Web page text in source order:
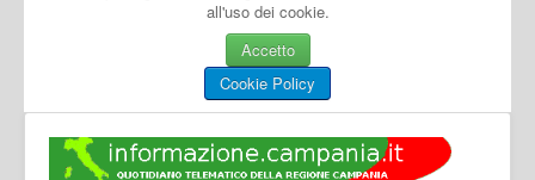
all'uso dei cookie.
Accetto
Cookie Policy